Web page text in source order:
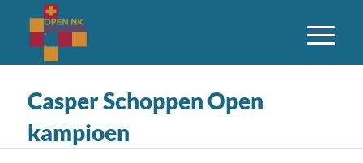
Casper Schoppen Open
kampioen